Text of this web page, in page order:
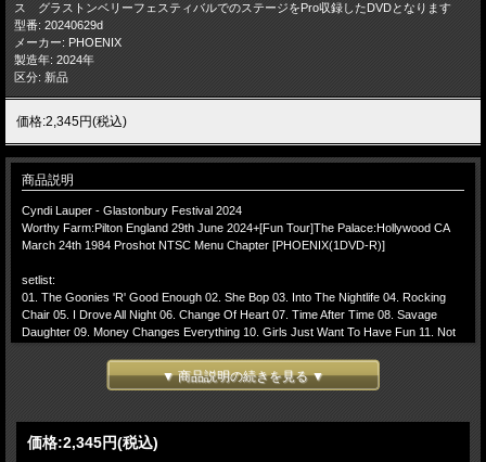
ス グラストンベリーフェスティバルでのステージをPro収録したDVDとなります
型番: 20240629d
メーカー: PHOENIX
製造年: 2024年
区分: 新品
価格:2,345円(税込)
商品説明
Cyndi Lauper - Glastonbury Festival 2024
Worthy Farm:Pilton England 29th June 2024+[Fun Tour]The Palace:Hollywood CA
March 24th 1984 Proshot NTSC Menu Chapter [PHOENIX(1DVD-R)]
setlist:
01. The Goonies 'R' Good Enough 02. She Bop 03. Into The Nightlife 04. Rocking
Chair 05. I Drove All Night 06. Change Of Heart 07. Time After Time 08. Savage
Daughter 09. Money Changes Everything 10. Girls Just Want To Have Fun 11. Not
Cyndi Lauper - Glastonbury Festival 2024 6月29日 イギリス 伝統的フェス グ
▼ 商品説明の続きを見る ▼
価格:2,345円(税込)